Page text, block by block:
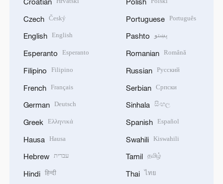
Czech Český
English English
Esperanto Esperanto
Filipino Filipino
French Français
German Deutsch
Greek Ελληνικά
Hausa Hausa
Hebrew עברית
Hindi हिन्दी
Portuguese Português
Pashto پښتو
Romanian Română
Russian Русский
Serbian Српски
Sinhala සිංහල
Spanish Español
Swahili Kiswahili
Tamil தமிழ்
Thai ไทย